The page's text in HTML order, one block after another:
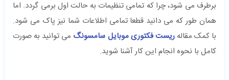
برطرف می شود، چرا که تمامی تنظیمات به حالت اول برمی گردد. اما
همان طور که می دانید قطعا تمامی اطلاعات شما نیز پاک می شود.
با کمک مقالهریست فکتوری موبایل سامسونگ می توانید به صورت
کامل با نحوه انجام این کار آشنا شوید.